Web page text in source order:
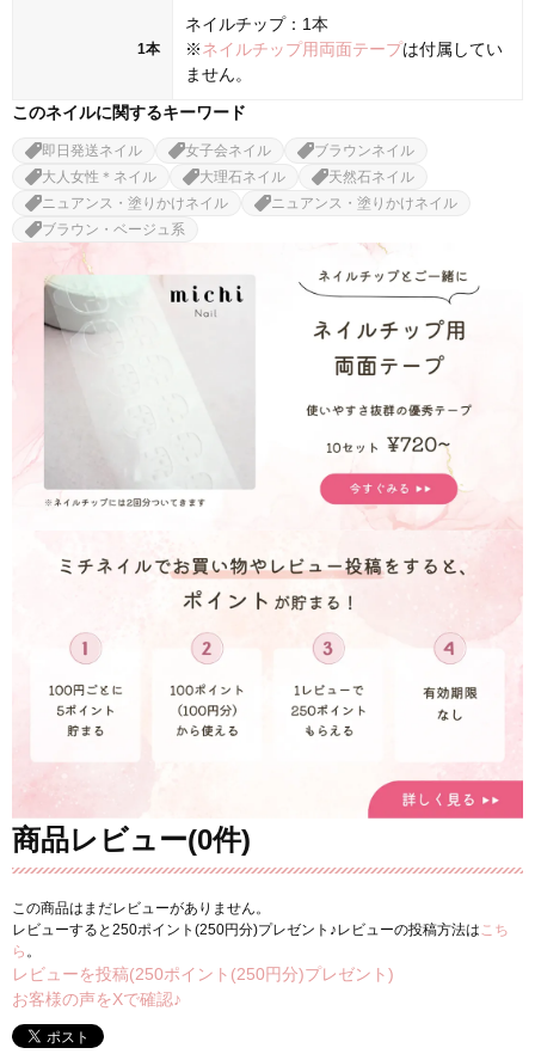
1本
ネイルチップ：1本
※ネイルチップ用両面テープは付属してい
ません。
このネイルに関するキーワード
即日発送ネイル 女子会ネイル
ブラウンネイル
大人女性＊ネイル
大理石ネイル
天然石ネイル
ニュアンス・塗りかけネイル
ニュアンス・塗りかけネイル
ブラウン・ベージュ系
商品レビュー(0件)
この商品はまだレビューがありません。
レビューすると250ポイント(250円分)プレゼント♪レビューの投稿方法は こち
ら 。
レビューを投稿(250ポイント(250円分)プレゼント)
お客様の声をXで確認♪